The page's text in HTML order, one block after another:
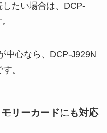
したい場合は、DCP-
中心なら、DCP-J929N
。
リーカードにも対応